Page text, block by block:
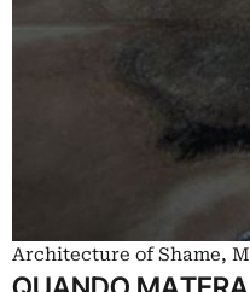
Architecture of Shame,